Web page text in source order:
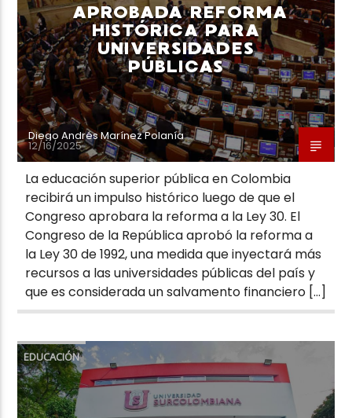
Neiva Estereo
APROBADA REFORMA
HISTÓRICA PARA
UNIVERSIDADES
PÚBLICAS
Diego Andrés Marínez Polanía
12/16/2025
La educación superior pública en Colombia
recibirá un impulso histórico luego de que el
Congreso aprobara la reforma a la Ley 30. El
Congreso de la República aprobó la reforma a
la Ley 30 de 1992, una medida que inyectará más
recursos a las universidades públicas del país y
que es considerada un salvamento financiero […]
EDUCACIÓN